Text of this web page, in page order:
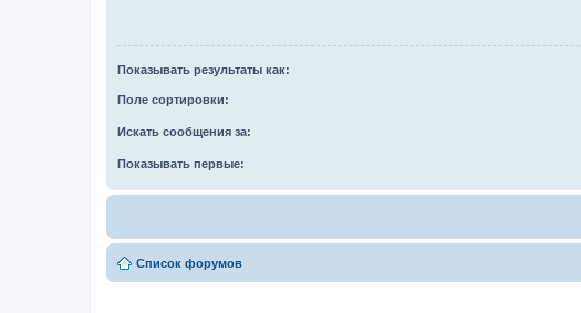
Показывать результаты как:
Поле сортировки:
Искать сообщения за:
Показывать первые:
Список форумов